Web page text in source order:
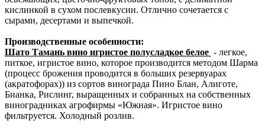
кислинкой в сухом послевкусии. Отлично сочетается с
сырами, десертами и выпечкой.
Производственные особенности:
Шато Тамань вино игристое полусладкое белое - легкое,
питкое, игристое вино, которое производится методом Шарма
(процесс брожения проводится в больших резервуарах
(акратофорах)) из сортов винограда Пино Блан, Алиготе,
Бианка, Рислинг, выращенных и собранных на собственных
виноградниках агрофирмы «Южная». Игристое вино
фильтруется. Холодный розлив.